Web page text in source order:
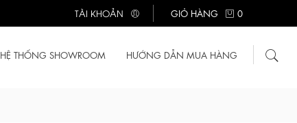
TÀI KHOẢN GIỎ HÀNG 0
HỆ THỐNG SHOWROOM HƯỚNG DẪN MUA HÀNG